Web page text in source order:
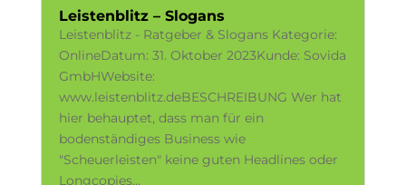
Leistenblitz – Slogans
Leistenblitz - Ratgeber & Slogans Kategorie:
OnlineDatum: 31. Oktober 2023Kunde: Sovida
GmbHWebsite:
www.leistenblitz.deBESCHREIBUNG Wer hat
hier behauptet, dass man für ein
bodenständiges Business wie
"Scheuerleisten" keine guten Headlines oder
Longcopies...